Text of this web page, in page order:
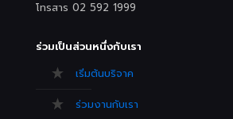
โทรสาร 02 592 1999
ร่วมเป็นส่วนหนึ่งกับเรา
เริ่มต้นบริจาค
ร่วมงานกับเรา